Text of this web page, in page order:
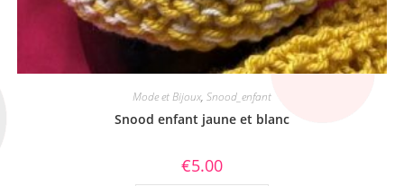
Mode et Bijoux, Snood_enfant
Snood enfant jaune et blanc
€5.00